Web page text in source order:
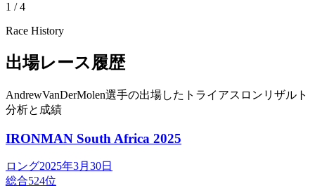
1 / 4
Race History
出場レース履歴
AndrewVanDerMolen選手の出場したトライアスロンリザルト
分析と成績
IRONMAN South Africa 2025
ロング2025年3月30日
総合524位